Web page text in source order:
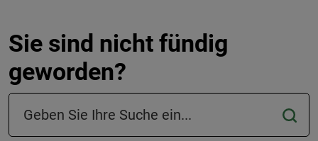
Sie sind nicht fündig
geworden?
Suchfeld in der Fußzeile